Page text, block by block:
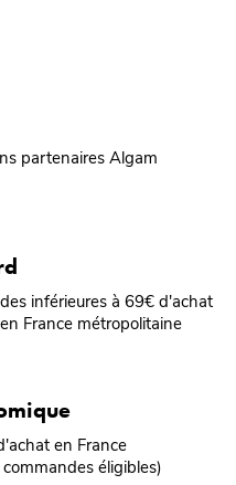
partenaires Algam
inférieures à 69€ d'achat
France métropolitaine
en France
éligibles)